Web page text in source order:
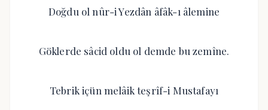
Doğdu ol nûr-i Yezdân âfâk-ı âlemine
Göklerde sâcid oldu ol demde bu zemîne.
Tebrik içün melâik teşrîf-i Mustafayı